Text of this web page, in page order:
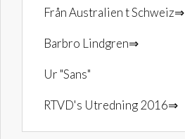
Från Australien t Schweiz⇒
Barbro Lindgren⇒
Ur "Sans"
RTVD's Utredning 2016⇒